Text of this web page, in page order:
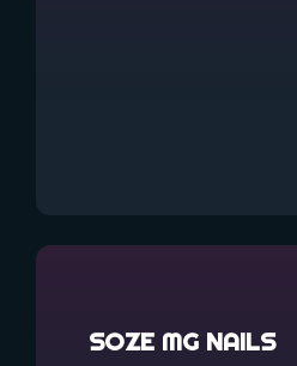
SOZE MG NAILS